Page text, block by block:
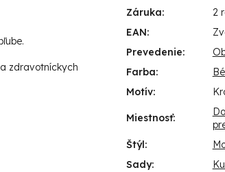
zdravotníckych
Záruka:
2
EAN:
Prevedenie:
Farba:
Motív:
Miestnosť:
Štýl:
Sady: